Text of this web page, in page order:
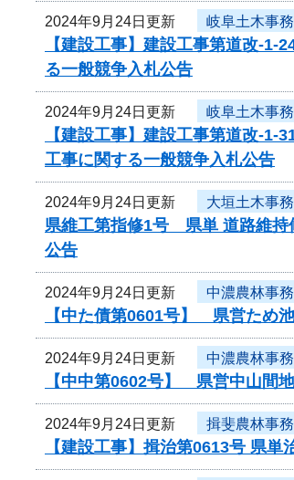
2024年9月24日更新 岐阜土木事
【建設工事】建設工事第道改-
る一般競争入札公告
2024年9月24日更新 岐阜土木事
【建設工事】建設工事第道改-
工事に関する一般競争入札公告
2024年9月24日更新 大垣土木事
県維工第指修1号 県単 道路維持
公告
2024年9月24日更新 中濃農林事
【中た債第0601号】 県営た
2024年9月24日更新 中濃農林事
【中中第0602号】 県営中山
2024年9月24日更新 揖斐農林事
【建設工事】揖治第0613号 県